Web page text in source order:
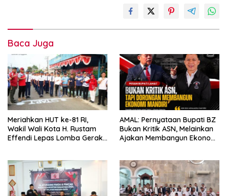
Baca Juga
Meriahkan HUT ke-81 RI,
Wakil Wali Kota H. Rustam
Effendi Lepas Lomba Gerak
AMAL: Pernyataan Bupati BZ
Bukan Kritik ASN, Melainkan
Ajakan Membangun Ekonomi